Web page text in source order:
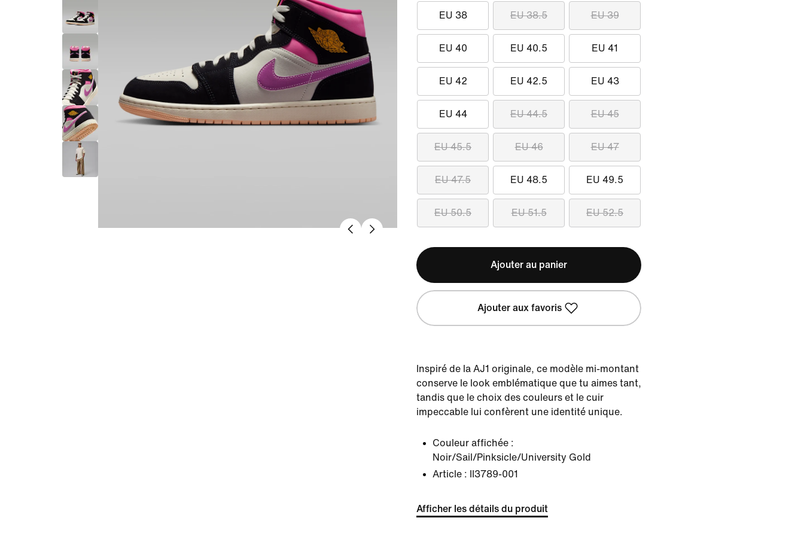
EU 38 EU 38.5 EU 39
EU 40 EU 40.5 EU 41
EU 42 EU 42.5 EU 43
EU 44 EU 44.5 EU 45
EU 45.5 EU 46 EU 47
EU 47.5 EU 48.5 EU 49.5
EU 50.5 EU 51.5 EU 52.5
Ajouter au panier
Ajouter aux favoris
Inspiré de la AJ1 originale, ce modèle mi-montant
conserve le look emblématique que tu aimes tant,
tandis que le choix des couleurs et le cuir
impeccable lui confèrent une identité unique.
Couleur affichée :
Noir/Sail/Pinksicle/University Gold
Article :
II3789-001
Afficher les détails du produit